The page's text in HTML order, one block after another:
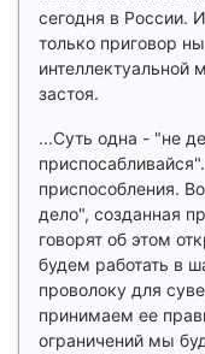
сегодня в России.
только приговор
интеллектуальной
застоя.
...Суть одна - "не
приспособления.
дело", созданная
говорят об этом
будем работать в
проволоку для
принимаем ее
ограничений мы